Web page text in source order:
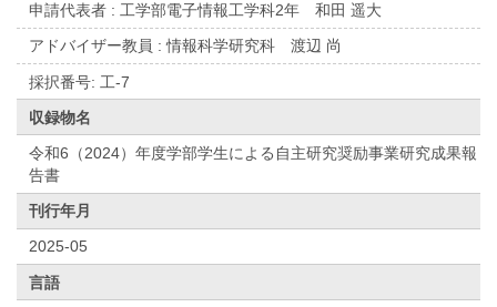
申請代表者 : ⼯学部電⼦情報⼯学科2年 和⽥ 遥⼤
アドバイザー教員 : 情報科学研究科 渡辺 尚
採択番号: 工-7
収録物名
令和6（2024）年度学部学生による自主研究奨励事業研究成果報
告書
刊行年月
2025-05
言語